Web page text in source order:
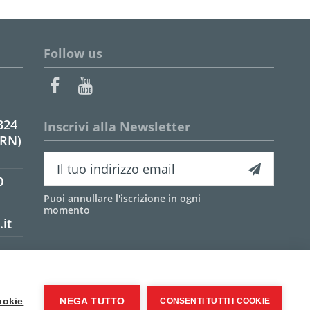
NEGA TUTTO CONSENTI TUTTI I COOKIE
Follow us
Inscrivi alla Newsletter
Puoi annullare l'iscrizione in ogni
momento